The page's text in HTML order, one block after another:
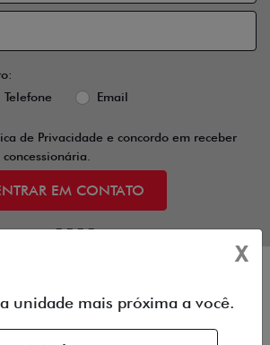
Telefone Email
de Privacidade e concordo em receber
EM CONTATO
X
unidade mais próxima a você.